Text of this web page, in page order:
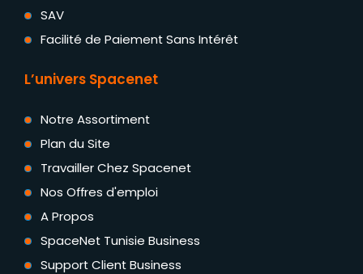
SAV
Facilité de Paiement Sans Intérêt
L’univers Spacenet
Notre Assortiment
Plan du Site
Travailler Chez Spacenet
Nos Offres d'emploi
A Propos
SpaceNet Tunisie Business
Support Client Business